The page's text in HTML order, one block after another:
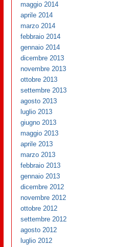
maggio 2014
aprile 2014
marzo 2014
febbraio 2014
gennaio 2014
dicembre 2013
novembre 2013
ottobre 2013
settembre 2013
agosto 2013
luglio 2013
giugno 2013
maggio 2013
aprile 2013
marzo 2013
febbraio 2013
gennaio 2013
dicembre 2012
novembre 2012
ottobre 2012
settembre 2012
agosto 2012
luglio 2012